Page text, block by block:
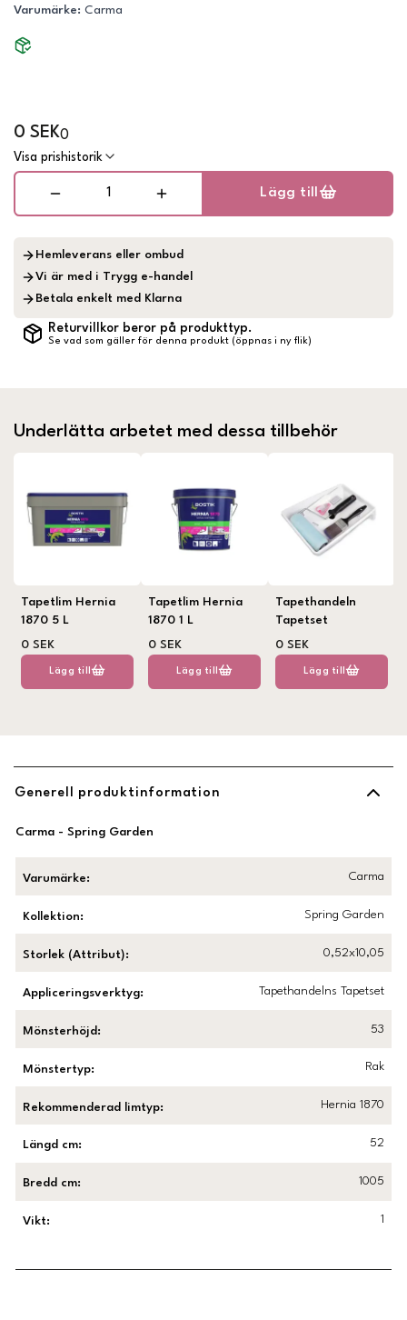
Varumärke: Carma
0 SEK0
Visa prishistorik
Lägg till
Hemleverans eller ombud
Vi är med i Trygg e-handel
Betala enkelt med Klarna
Returvillkor beror på produkttyp.
Se vad som gäller för denna produkt (öppnas i ny flik)
Underlätta arbetet med dessa tillbehör
Tapetlim Hernia
1870 5 L
0 SEK
Lägg till
Tapetlim Hernia
1870 1 L
0 SEK
Lägg till
Tapethandeln
Tapetset
0 SEK
Lägg till
Generell produktinformation
Carma - Spring Garden
Varumärke: Carma
Kollektion: Spring Garden
Storlek (Attribut): 0,52x10,05
Appliceringsverktyg: Tapethandelns Tapetset
Mönsterhöjd : 53
Mönstertyp: Rak
Rekommenderad limtyp: Hernia 1870
Längd cm: 52
Bredd cm: 1005
Vikt: 1